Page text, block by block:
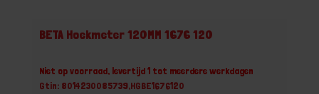
BETA Hoekmeter 120MM 1676 120
Niet op voorraad, levertijd 1 tot meerdere werkdagen
Gtin: 8014230085739,HGBE1676120